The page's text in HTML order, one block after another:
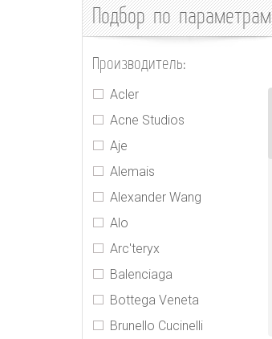
Подборпо параметрам
Производитель:
Acler
Acne Studios
Aje
Alemais
Alexander Wang
Alo
Arc'teryx
Balenciaga
Bottega Veneta
Brunello Cucinelli